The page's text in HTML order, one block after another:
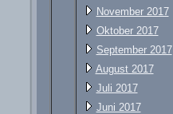
November 2017
Oktober 2017
September 2017
August 2017
Juli 2017
Juni 2017